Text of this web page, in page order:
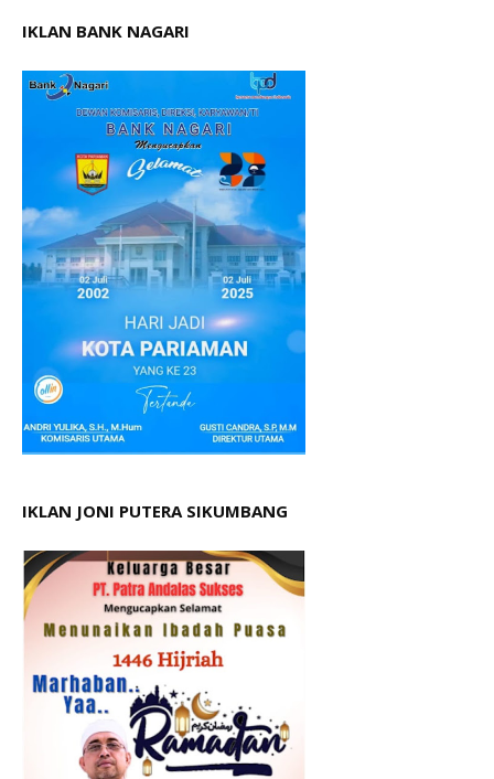
IKLAN BANK NAGARI
IKLAN JONI PUTERA SIKUMBANG